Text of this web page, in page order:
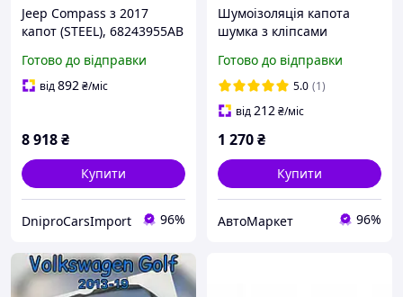
Jeep Compass з 2017
капот (STEEL), 68243955AB
Готово до відправки
від892₴/міс
8 918₴
Купити
DniproCarsImport 96%
Шумоізоляція капота
шумка з кліпсами
Кадді Туран Volkswagen
Caddy Touran 2011-2015
Готово до відправки
5.0 (1)
від212₴/міс
1 270₴
Купити
АвтоМаркет 96%